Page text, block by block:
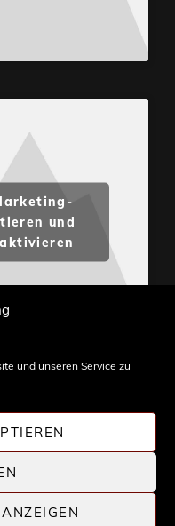
und unseren Service zu
und
von
| DIE WELT DES